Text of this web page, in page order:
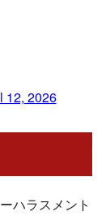
12, 2026
ハラスメント